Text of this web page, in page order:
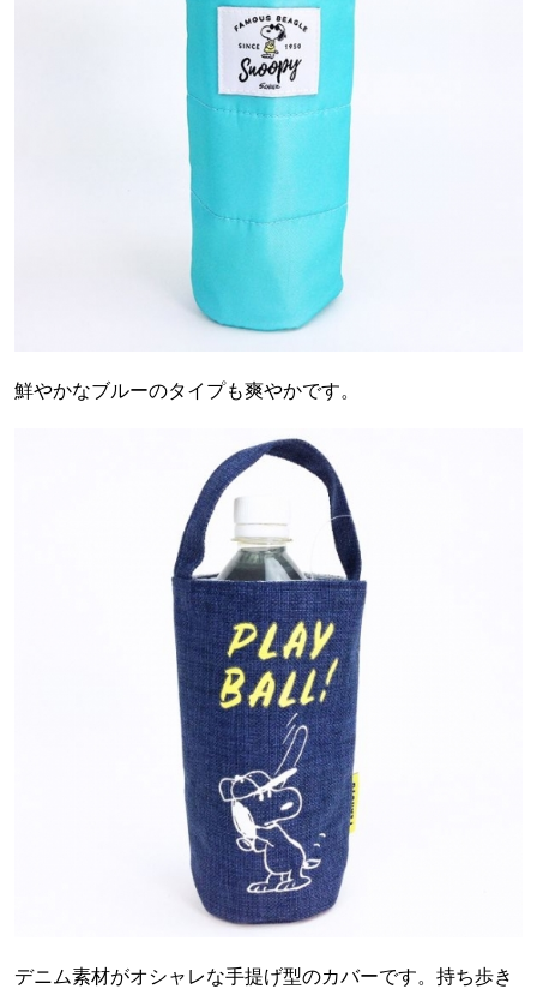
鮮やかなブルーのタイプも爽やかです。
デニム素材がオシャレな手提げ型のカバーです。持ち歩き